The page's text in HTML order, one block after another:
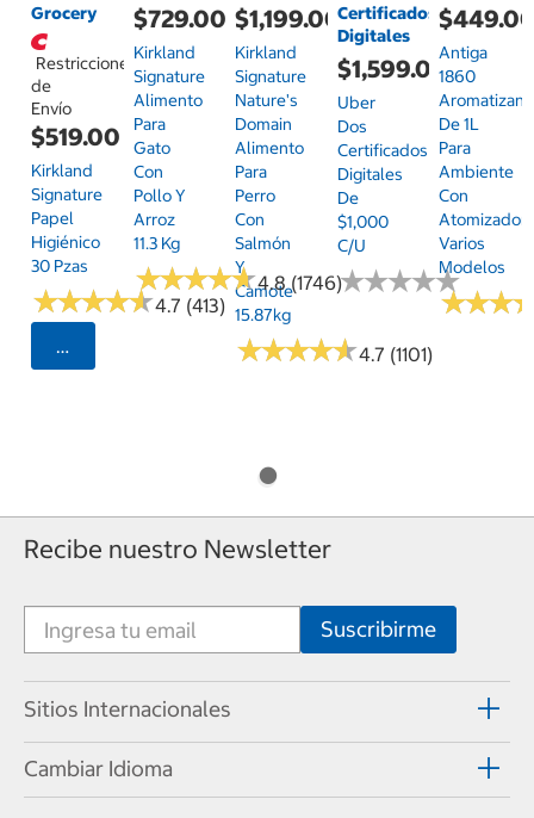
Grocery
Restricciones
de
Envío
$519.00
Kirkland
Signature
Papel
Higiénico
30 Pzas
★★★★★
★★★★★4.7 (413)
Seleccionar Código Postal
$729.00
Kirkland
Signature
Alimento
Para
Gato
Con
Pollo Y
Arroz
11.3 Kg
★★★★★
★★★★★4.8 (1746)
$1,199.00
Kirkland
Signature
Nature's
Domain
Alimento
Para
Perro
Con
Salmón
Y
Camote
15.87kg
★★★★★
★★★★★4.7 (1101)
Certificados
Digitales
$1,599.00
Uber
Dos
Certificados
Digitales
De
$1,000
C/u
★★★★★
★★★★★
Antiga
1860
De 1L
Para
Ambiente
Con
Atomizador,
Varios
Modelos
★★★
★★★
Recibe nuestro Newsletter
Sitios Internacionales
Cambiar Idioma